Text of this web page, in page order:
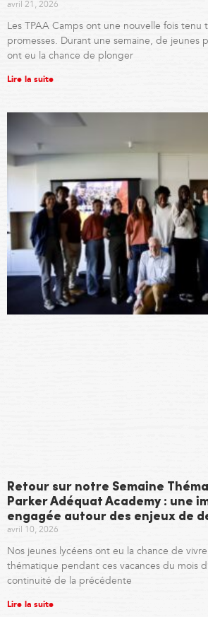
avril 21, 2026
Les TPAA Camps ont une nouvelle fois tenu
promesses. Durant une semaine, de jeunes
ont eu la chance de plonger
Lire la suite
Retour sur notre Semaine
Parker Adéquat Academy : une
engagée autour des enjeux de
avril 10, 2026
Nos jeunes lycéens ont eu la chance de
thématique pendant ces vacances du mois
continuité de la précédente
Lire la suite